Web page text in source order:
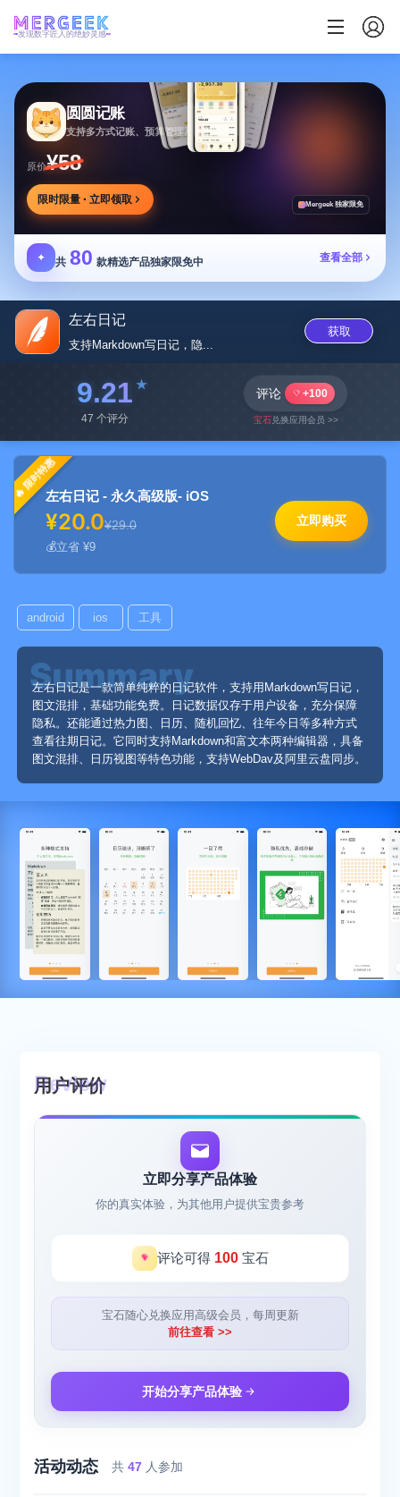
发现数字匠人的绝妙灵感
圆圆记账
支持多方式记账、预算管理及消费复盘，可本地保存
原价¥58
限时限量 · 立即领取 Mergeek 独家限免
✦ 共 80 款精选产品独家限免中 查看全部
左右日记
支持Markdown写日记，隐...
获取
9.21
47 个评分
评论 +100
宝石兑换应用会员 >>
限时特惠
左右日记 - 永久高级版- iOS
¥20.0¥29.0
立省 ¥9
立即购买
android ios 工具
左右日记是一款简单纯粹的日记软件，支持用Markdown写日记，
图文混排，基础功能免费。日记数据仅存于用户设备，充分保障
隐私。还能通过热力图、日历、随机回忆、往年今日等多种方式
查看往期日记。它同时支持Markdown和富文本两种编辑器，具备
图文混排、日历视图等特色功能，支持WebDav及阿里云盘同步。
用户评价
立即分享产品体验
你的真实体验，为其他用户提供宝贵参考
评论可得 100宝石
宝石随心兑换应用高级会员，每周更新
前往查看 >>
开始分享产品体验
活动动态 共47 人参加